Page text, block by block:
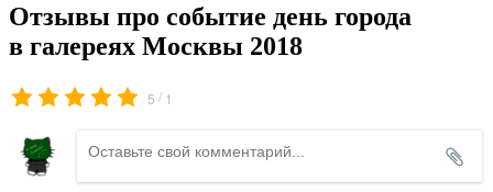
Отзывы про событие день города
в галереях Москвы 2018
5 / 1